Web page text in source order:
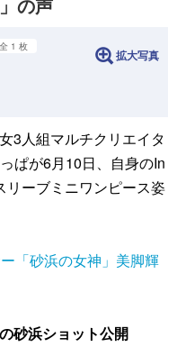
全 1 枚
拡大写真
3人組マルチクリエイタ
ぱが6月10日、自身のIn
リーブミニワンピース姿
「砂浜の女神」美脚輝
砂浜ショット公開